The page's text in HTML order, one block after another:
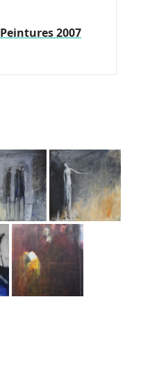
Peintures 2007